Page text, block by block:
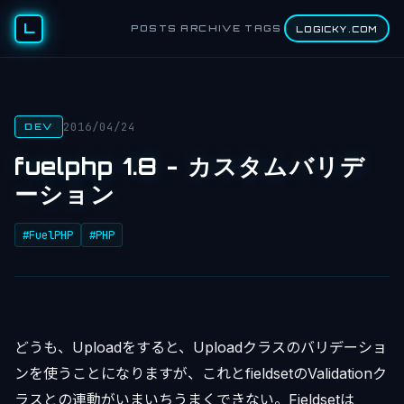
L POSTS ARCHIVE TAGS LOGICKY.COM
DEV 2016/04/24
fuelphp 1.8 - カスタムバリデ
ーション
#FuelPHP #PHP
どうも、Uploadをすると、Uploadクラスのバリデーショ
ンを使うことになりますが、これとfieldsetのValidationク
ラスとの連動がいまいちうまくできない。Fieldsetは